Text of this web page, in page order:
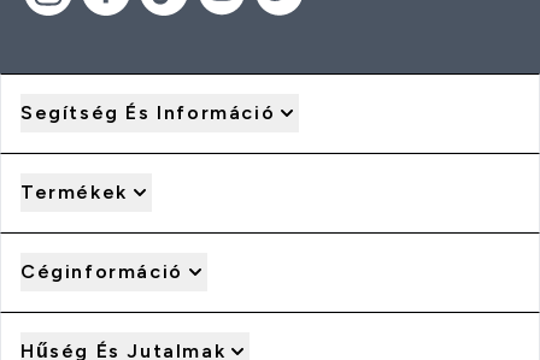
Segítség És Információ
Termékek
Céginformáció
Hűség És Jutalmak